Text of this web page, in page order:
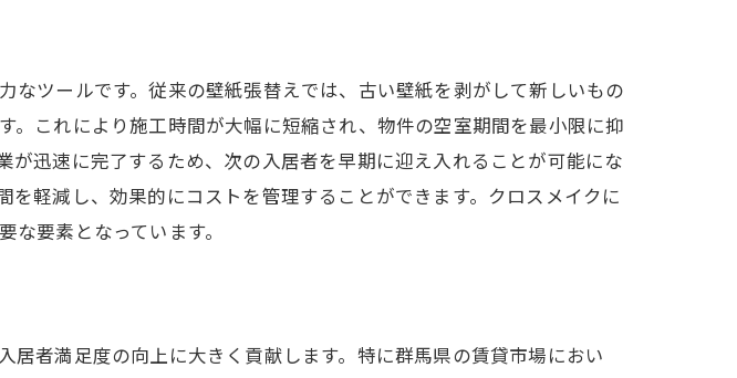
クロスメイク活用法
融合による未来像
ツールです。従来の壁紙張替えでは、古い壁紙を剥がして新しいもの
これにより施工時間が大幅に短縮され、物件の空室期間を最小限に抑
迅速に完了するため、次の入居者を早期に迎え入れることが可能にな
軽減し、効果的にコストを管理することができます。クロスメイクに
要素となっています。
者満足度の向上に大きく貢献します。特に群馬県の賃貸市場におい